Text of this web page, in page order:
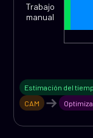
Trabajo
manual
Estimación del
CAM